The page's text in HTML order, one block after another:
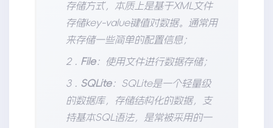
存储方式，本质上是基于XML文件
存储key-value键值对数据。通常用
来存储一些简单的配置信息；
2 . File：使用文件进行数据存储；
3 . SQLite：SQLite是一个轻量级
的数据库，存储结构化的数据，支
持基本SQL语法，是常被采用的一